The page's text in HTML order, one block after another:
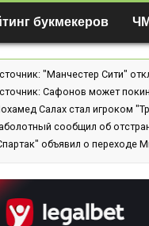
букмекеров
"Манчестер Сити"
Сафонов может
Салах стал игроком
сообщил об
объявил о переходе